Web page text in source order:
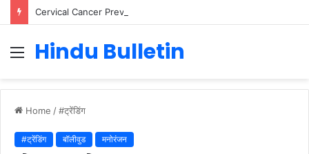
Menu
Hindu Bulletin
Home /#ट्रेंडिंग
#ट्रेंडिंग बॉलीवुड मनोरंजन